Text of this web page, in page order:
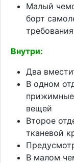
Малый
борт
Внутри:
Два
В одном
вещей
Второе
тканевой
В малом